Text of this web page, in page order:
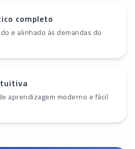
completo
e alinhado às demandas do
aprendizagem moderno e fácil